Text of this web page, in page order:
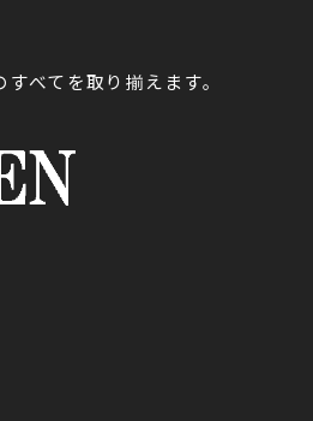
べてを取り揃えます。